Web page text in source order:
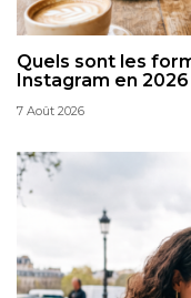
Quels sont les
Instagram en 2026
7 Août 2026